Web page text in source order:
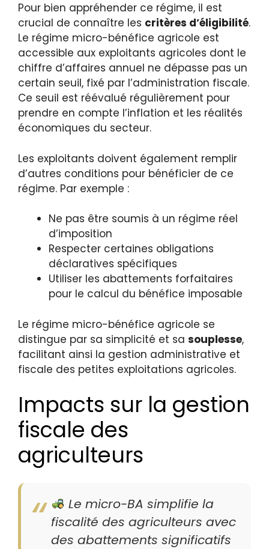
Pour bien appréhender ce régime, il est
crucial de connaître les critères d’éligibilité.
Le régime micro-bénéfice agricole est
accessible aux exploitants agricoles dont le
chiffre d’affaires annuel ne dépasse pas un
certain seuil, fixé par l’administration fiscale.
Ce seuil est réévalué régulièrement pour
prendre en compte l’inflation et les réalités
économiques du secteur.
Les exploitants doivent également remplir
d’autres conditions pour bénéficier de ce
régime. Par exemple :
Ne pas être soumis à un régime réel
d’imposition
Respecter certaines obligations
déclaratives spécifiques
Utiliser les abattements forfaitaires
pour le calcul du bénéfice imposable
Le régime micro-bénéfice agricole se
distingue par sa simplicité et sa souplesse,
facilitant ainsi la gestion administrative et
fiscale des petites exploitations agricoles.
Impacts sur la gestion
fiscale des
agriculteurs
Le micro-BA simplifie la
fiscalité des agriculteurs avec
des abattements significatifs